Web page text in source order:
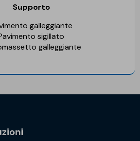
Supporto
galleggiante
sigillato
galleggiante